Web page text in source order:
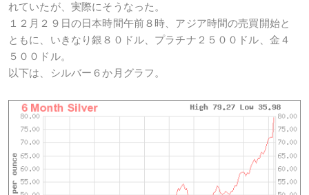
れていたが、実際にそうなった。
１２月２９日の日本時間午前８時、アジア時間の売買開始と
ともに、いきなり銀８０ドル、プラチナ２５００ドル、金４
５００ドル。
以下は、シルバー６か月グラフ。